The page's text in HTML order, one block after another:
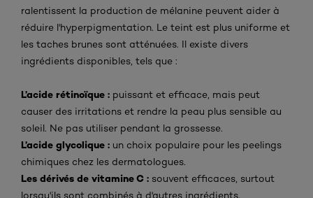
ralentissent la production de mélanine peuvent aider à
réduire l'hyperpigmentation. Le teint est plus uniforme et
les taches brunes sont atténuées. Il existe divers
ingrédients disponibles, tels que :
L’acide rétinoïque : puissant et efficace, mais peut
causer des irritations et rendre la peau plus sensible au
soleil. Ne pas utiliser pendant la grossesse.
L’acide glycolique : un choix populaire pour les peelings
chimiques chez les dermatologues.
Les dérivés de vitamine C : souvent efficaces, surtout
lorsqu'ils sont combinés à d'autres ingrédients.